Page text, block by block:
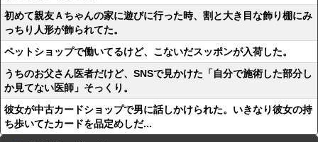
初めて親友Ａちゃんの家に遊びに行った時、割と大き目な飾り棚にみ
っちり人形が飾られてた。
ペットショップで働いてるけど、こないだスッポンが入荷した。
うちのお父さん医者だけど、SNSで見かけた「自分で施術した部分し
か見てない医師」そっくり。
彼女が中古カードショップで男に話しかけられた。いきなり彼女の持
ち歩いてたカードを品定めしだ...